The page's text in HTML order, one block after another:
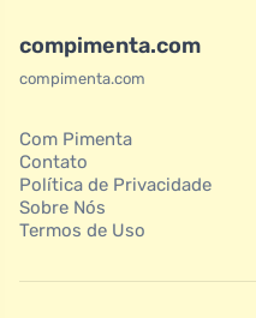
compimenta.com
compimenta.com
Com Pimenta
Contato
Política de Privacidade
Sobre Nós
Termos de Uso